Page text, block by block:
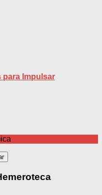
para Impulsar